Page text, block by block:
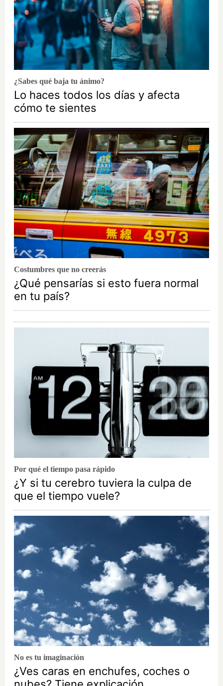
¿Sabes qué baja tu ánimo?
Lo haces todos los días y afecta
cómo te sientes
Costumbres que no creerás
¿Qué pensarías si esto fuera normal
en tu país?
Por qué el tiempo pasa rápido
¿Y si tu cerebro tuviera la culpa de
que el tiempo vuele?
No es tu imaginación
¿Ves caras en enchufes, coches o